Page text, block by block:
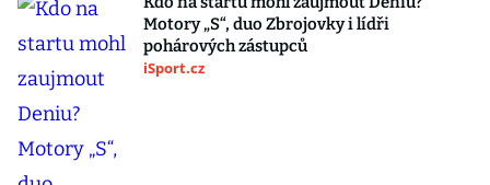
Motory „S“, duo Zbrojovky i lídři
pohárových zástupců
iSport.cz